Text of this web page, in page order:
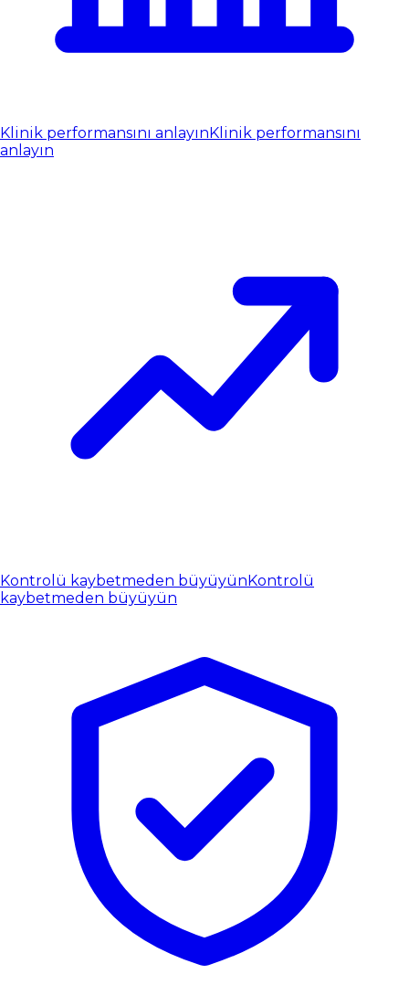
Klinik performansını anlayınKlinik performansını
anlayın
Kontrolü kaybetmeden büyüyünKontrolü
kaybetmeden büyüyün